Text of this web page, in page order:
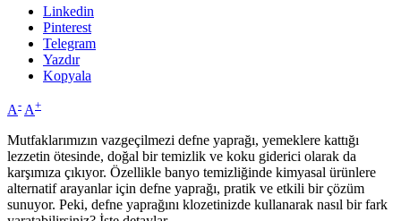
Linkedin
Pinterest
Telegram
Yazdır
Kopyala
A- A+
Mutfaklarımızın vazgeçilmezi defne yaprağı, yemeklere kattığı
lezzetin ötesinde, doğal bir temizlik ve koku giderici olarak da
karşımıza çıkıyor. Özellikle banyo temizliğinde kimyasal ürünlere
alternatif arayanlar için defne yaprağı, pratik ve etkili bir çözüm
sunuyor. Peki, defne yaprağını klozetinizde kullanarak nasıl bir fark